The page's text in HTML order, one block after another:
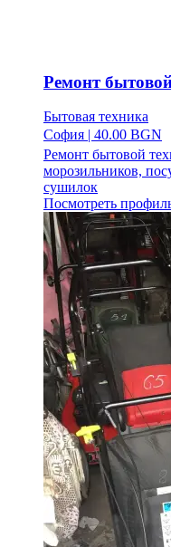
Ремонт
Бытовая техника
София | 40.00 BGN
Ремонт бытовой
морозильников,
сушилок
Посмотреть